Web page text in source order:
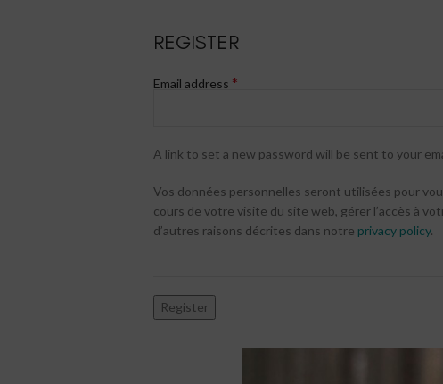
REGISTER
Email address *
A link to set a new password will be sent to your
Vos données personnelles seront utilisées pour
cours de votre visite du site web, gérer l’accès à
d’autres raisons décrites dans notre privacy policy.
Register